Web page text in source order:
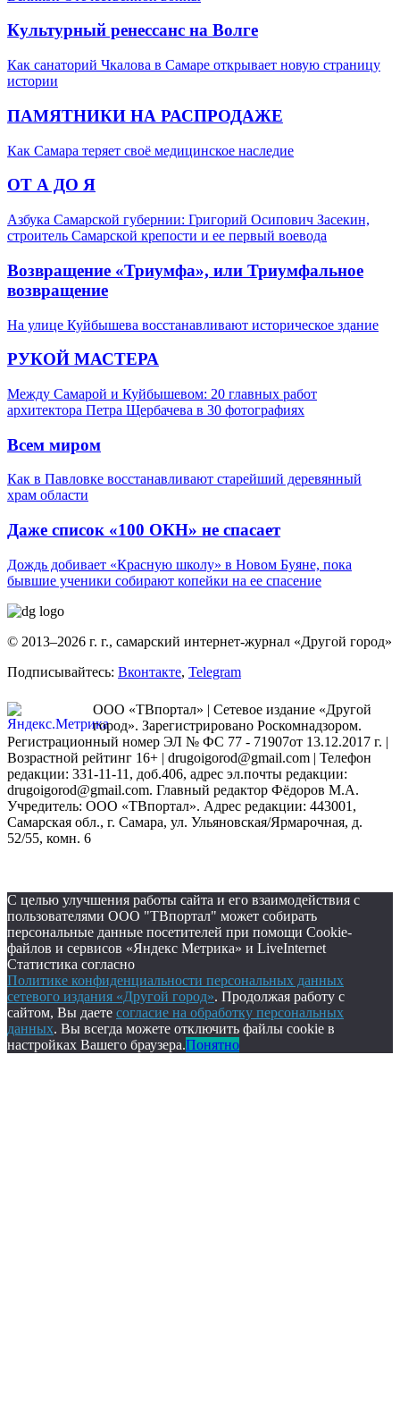
Культурный ренессанс на Волге
Как санаторий Чкалова в Самаре открывает новую страницу
истории
ПАМЯТНИКИ НА РАСПРОДАЖЕ
Как Самара теряет своё медицинское наследие
ОТ А ДО Я
Азбука Самарской губернии: Григорий Осипович Засекин,
строитель Самарской крепости и ее первый воевода
Возвращение «Триумфа», или Триумфальное
возвращение
На улице Куйбышева восстанавливают историческое здание
РУКОЙ МАСТЕРА
Между Самарой и Куйбышевом: 20 главных работ
архитектора Петра Щербачева в 30 фотографиях
Всем миром
Как в Павловке восстанавливают старейший деревянный
храм области
Даже список «100 ОКН» не спасает
Дождь добивает «Красную школу» в Новом Буяне, пока
бывшие ученики собирают копейки на ее спасение
© 2013–2026 г. г., самарский интернет-журнал «Другой город»
Подписывайтесь: Вконтакте, Telegram
ООО «ТВпортал» | Сетевое издание «Другой
город». Зарегистрировано Роскомнадзором.
Регистрационный номер ЭЛ № ФС 77 - 71907от 13.12.2017 г. |
Возрастной рейтинг 16+ | drugoigorod@gmail.com | Телефон
редакции: 331-11-11, доб.406, адрес эл.почты редакции:
drugoigorod@gmail.com. Главный редактор Фёдоров М.А.
Учредитель: ООО «ТВпортал». Адрес редакции: 443001,
Самарская обл., г. Самара, ул. Ульяновская/Ярмарочная, д.
52/55, комн. 6
С целью улучшения работы сайта и его взаимодействия с
пользователями ООО "ТВпортал" может собирать
персональные данные посетителей при помощи Cookie-
файлов и сервисов «Яндекс Метрика» и LiveInternet
Статистика согласно
Политике конфиденциальности персональных данных
сетевого издания «Другой город». Продолжая работу с
сайтом, Вы даете согласие на обработку персональных
данных. Вы всегда можете отключить файлы cookie в
настройках Вашего браузера.Понятно